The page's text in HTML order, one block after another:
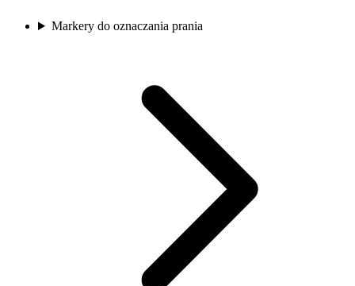
Markery do oznaczania prania